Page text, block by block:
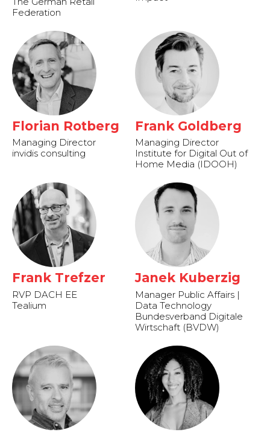
Federation
Florian Rotberg
Managing Director
invidis consulting
Frank Goldberg
Managing Director
Institute for Digital Out of
Home Media (IDOOH)
Frank Trefzer
RVP DACH EE
Tealium
Janek Kuberzig
Manager Public Affairs |
Data Technology
Bundesverband Digitale
Wirtschaft (BVDW)